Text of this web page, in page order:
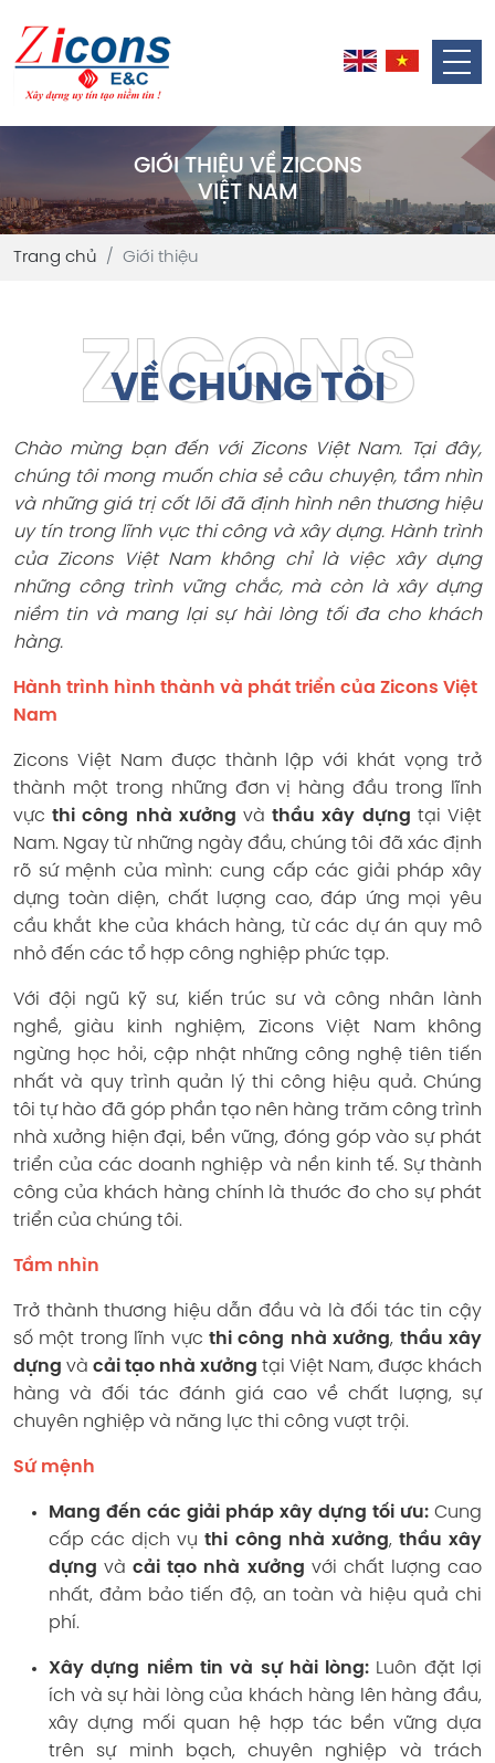
GIỚI THIỆU VỀ ZICONS
VIỆT NAM
Trang chủ Giới thiệu
VỀ CHÚNG TÔI
Chào mừng bạn đến với Zicons Việt Nam. Tại đây,
chúng tôi mong muốn chia sẻ câu chuyện, tầm nhìn
và những giá trị cốt lõi đã định hình nên thương hiệu
uy tín trong lĩnh vực thi công và xây dựng. Hành trình
của Zicons Việt Nam không chỉ là việc xây dựng
những công trình vững chắc, mà còn là xây dựng
niềm tin và mang lại sự hài lòng tối đa cho khách
hàng.
Hành trình hình thành và phát triển của Zicons Việt
Nam
Zicons Việt Nam được thành lập với khát vọng trở
thành một trong những đơn vị hàng đầu trong lĩnh
vựcthi công nhà xưởng vàthầu xây dựng tại Việt
Nam. Ngay từ những ngày đầu, chúng tôi đã xác định
rõ sứ mệnh của mình: cung cấp các giải pháp xây
dựng toàn diện, chất lượng cao, đáp ứng mọi yêu
cầu khắt khe của khách hàng, từ các dự án quy mô
nhỏ đến các tổ hợp công nghiệp phức tạp.
Với đội ngũ kỹ sư, kiến trúc sư và công nhân lành
nghề, giàu kinh nghiệm, Zicons Việt Nam không
ngừng học hỏi, cập nhật những công nghệ tiên tiến
nhất và quy trình quản lý thi công hiệu quả. Chúng
tôi tự hào đã góp phần tạo nên hàng trăm công trình
nhà xưởng hiện đại, bền vững, đóng góp vào sự phát
triển của các doanh nghiệp và nền kinh tế. Sự thành
công của khách hàng chính là thước đo cho sự phát
triển của chúng tôi.
Tầm nhìn
Trở thành thương hiệu dẫn đầu và là đối tác tin cậy
số một trong lĩnh vực thi công nhà xưởng, thầu xây
dựng và cải tạo nhà xưởng tại Việt Nam, được khách
hàng và đối tác đánh giá cao về chất lượng, sự
chuyên nghiệp và năng lực thi công vượt trội.
Sứ mệnh
Mang đến các giải pháp xây dựng tối ưu: Cung
cấp các dịch vụthi công nhà xưởng, thầu xây
dựng vàcải tạo nhà xưởng với chất lượng cao
nhất, đảm bảo tiến độ, an toàn và hiệu quả chi
phí.
Xây dựng niềm tin và sự hài lòng: Luôn đặt lợi
ích và sự hài lòng của khách hàng lên hàng đầu,
xây dựng mối quan hệ hợp tác bền vững dựa
trên sự minh bạch, chuyên nghiệp và trách